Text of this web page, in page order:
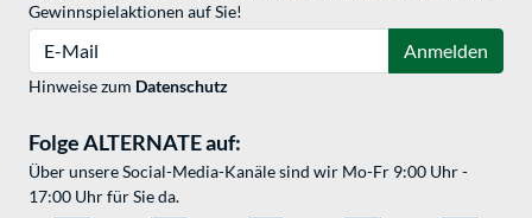
Gewinnspielaktionen auf Sie!
Anmelden
Hinweise zum Datenschutz
Folge ALTERNATE auf:
Über unsere Social-Media-Kanäle sind wir Mo-Fr 9:00 Uhr -
17:00 Uhr für Sie da.